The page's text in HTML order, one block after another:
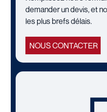
demander un devis, et
les plus brefs délais.
NOUS CONTACTER